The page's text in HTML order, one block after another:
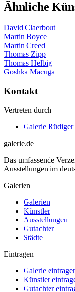
Ähnliche
David Claerbout
Martin Boyce
Martin Creed
Thomas Zipp
Thomas Helbig
Goshka Macuga
Kontakt
Vertreten durch
Galerie Rüdiger
galerie.de
Das umfassende
Ausstellungen im
Galerien
Galerien
Künstler
Ausstellungen
Gutachter
Städte
Eintragen
Galerie
Künstler
Gutachter